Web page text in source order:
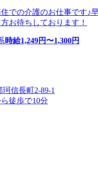
住での介護のお仕事です♪
お待ちしております！
時給1,249円〜1,300円
信長町2-89-1
徒歩で10分